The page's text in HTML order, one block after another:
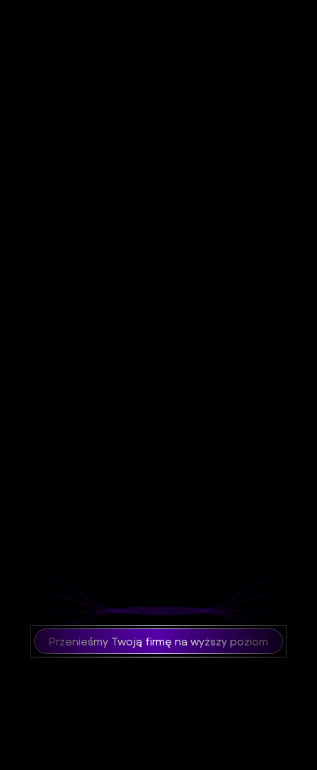
Przenieśmy Twoją firmę na wyższy poziom